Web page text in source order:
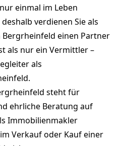
einmal im Leben
verdienen Sie als
einen Partner
als nur ein Vermittler –
als
steht für
ehrliche Beratung auf
Immobilienmakler
Verkauf oder Kauf einer